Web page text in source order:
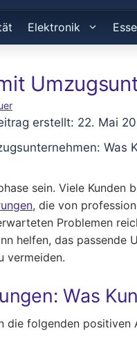
Elektronik
erstellt: 22. Mai
sein. Viele Kunden
, die von
Problemen
helfen, das passende
vermeiden.
Was
die folgenden